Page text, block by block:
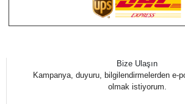
Bize Ulaşın
Kampanya, duyuru, bilgilendirmelerden e-
olmak istiyorum.